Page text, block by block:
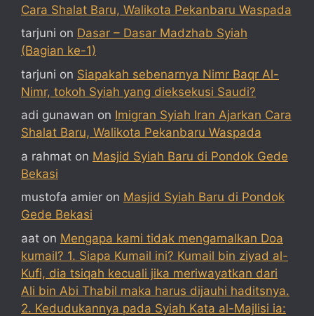
Cara Shalat Baru, Walikota Pekanbaru Waspada
tarjuni on Dasar – Dasar Madzhab Syiah
(Bagian ke-1)
tarjuni on Siapakah sebenarnya Nimr Baqr Al-
Nimr, tokoh Syiah yang dieksekusi Saudi?
adi gunawan on Imigran Syiah Iran Ajarkan Cara
Shalat Baru, Walikota Pekanbaru Waspada
a rahmat on Masjid Syiah Baru di Pondok Gede
Bekasi
mustofa amier on Masjid Syiah Baru di Pondok
Gede Bekasi
aat on Mengapa kami tidak mengamalkan Doa
kumail? 1. Siapa Kumail ini? Kumail bin ziyad al-
Kufi, dia tsiqah kecuali jika meriwayatkan dari
Ali bin Abi Thabil maka harus dijauhi haditsnya.
2. Kedudukannya pada Syiah Kata al-Majlisi ia: